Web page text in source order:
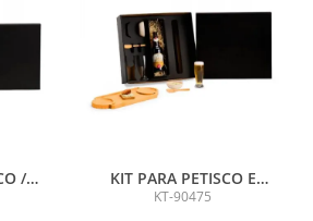
/
KIT PARA PETISCO E
CERVEJA - 7 PÇS
KT-90475